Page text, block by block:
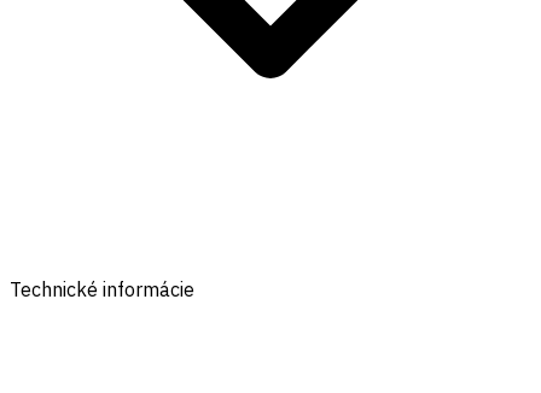
Technické informácie